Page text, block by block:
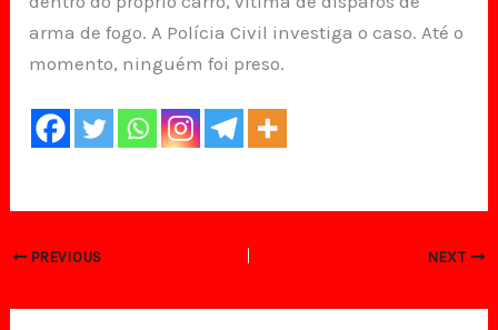
arma de fogo. A Polícia Civil investiga o caso. Até o
momento, ninguém foi preso.
PREVIOUS NEXT